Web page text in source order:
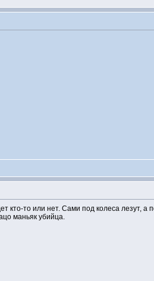
кто-то или нет. Сами под колеса лезут, а
маньяк убийца.